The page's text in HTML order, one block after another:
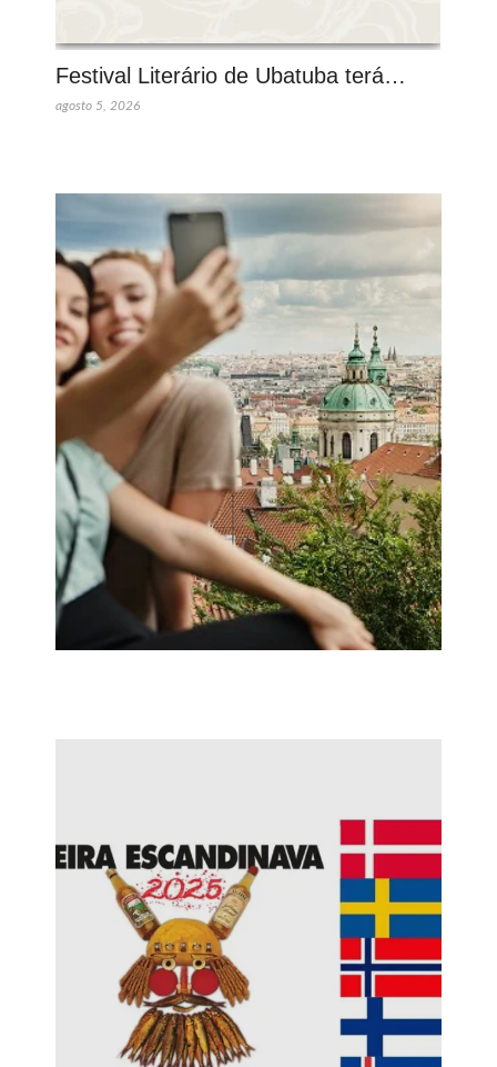
Festival Literário de Ubatuba terá…
agosto 5, 2026